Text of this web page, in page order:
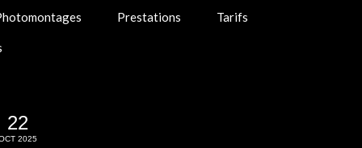
Prestations Tarifs
22
2025